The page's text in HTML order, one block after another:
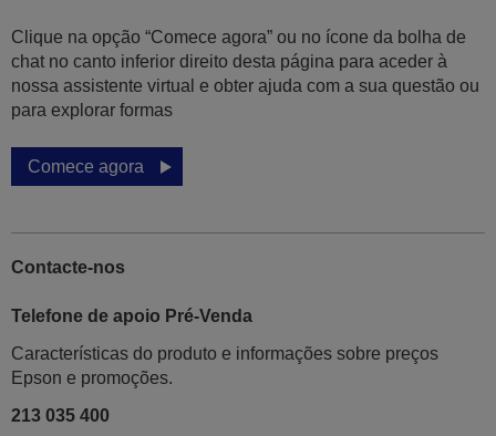
Clique na opção “Comece agora” ou no ícone da bolha de
chat no canto inferior direito desta página para aceder à
nossa assistente virtual e obter ajuda com a sua questão ou
para explorar formas
Comece agora
Contacte-nos
Telefone de apoio Pré-Venda
Características do produto e informações sobre preços
Epson e promoções.
213 035 400